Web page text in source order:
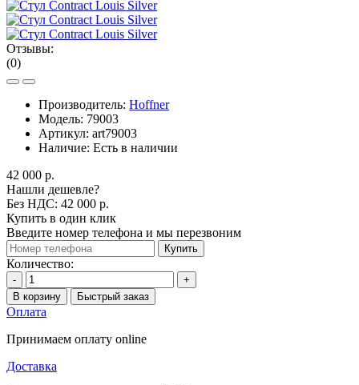
Отзывы:
(0)
Производитель: Hoffner
Модель: 79003
Артикул: art79003
Наличие: Есть в наличии
42 000 р.
Нашли дешевле?
Без НДС: 42 000 р.
Купить в один клик
Введите номер телефона и мы перезвоним
Купить
Количество:
-
+
В корзину
Быстрый заказ
Оплата
Принимаем оплату online
Доставка